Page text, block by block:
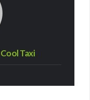
Cool Taxi